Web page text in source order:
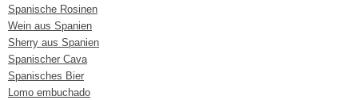
Spanische Rosinen
Wein aus Spanien
Sherry aus Spanien
Spanischer Cava
Spanisches Bier
Lomo embuchado